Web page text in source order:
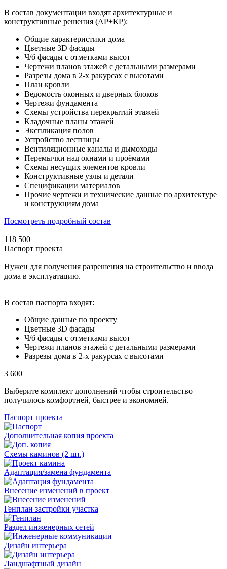
В состав документации входят архитектурные и
конструктивные решения (АР+КР):
Общие характеристики дома
Цветные 3D фасады
Ч/б фасады с отметками высот
Чертежи планов этажей с детальными размерами
Разрезы дома в 2-х ракурсах с высотами
План кровли
Ведомость оконных и дверных блоков
Чертежи фундамента
Схемы устройства перекрытий этажей
Кладочные планы этажей
Экспликация полов
Устройство лестницы
Вентиляционные каналы и дымоходы
Перемычки над окнами и проёмами
Схемы несущих элементов кровли
Конструктивные узлы и детали
Спецификации материалов
Прочие чертежи и технические данные по архитектуре
и конструкциям дома
Посмотреть подробный состав
118 500
Паспорт проекта
Нужен для получения разрешения на строительство и ввода
дома в эксплуатацию.
В состав паспорта входят:
Общие данные по проекту
Цветные 3D фасады
Ч/б фасады с отметками высот
Чертежи планов этажей с детальными размерами
Разрезы дома в 2-х ракурсах с высотами
3 600
Выберите комплект дополнений чтобы строительство
получилось комфортней, быстрее и экономней.
Паспорт проекта
Дополнительная копия проекта
Схемы каминов (2 шт.)
Адаптация/замена фундамента
Внесение изменений в проект
Генплан застройки участка
Раздел инженерных сетей
Дизайн интерьера
Ландшафтный дизайн